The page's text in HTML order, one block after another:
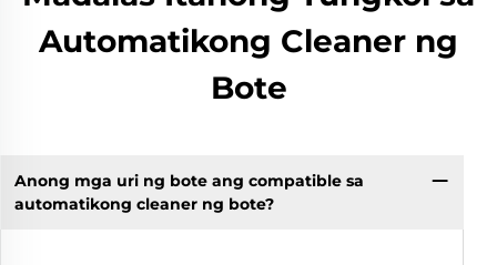
Automatikong Cleaner ng
Bote
Anong mga uri ng bote ang compatible sa
automatikong cleaner ng bote?